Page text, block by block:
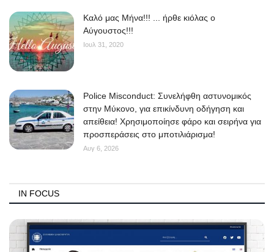
Kαλό μας Μήνα!!! ... ήρθε κιόλας ο
Αύγουστος!!!
Ιουλ 31, 2020
Police Misconduct: Συνελήφθη αστυνομικός
στην Μύκονο, για επικίνδυνη οδήγηση και
απείθεια! Χρησιμοποίησε φάρο και σειρήνα για
προσπεράσεις στο μποτιλιάρισμα!
Αυγ 6, 2026
IN FOCUS